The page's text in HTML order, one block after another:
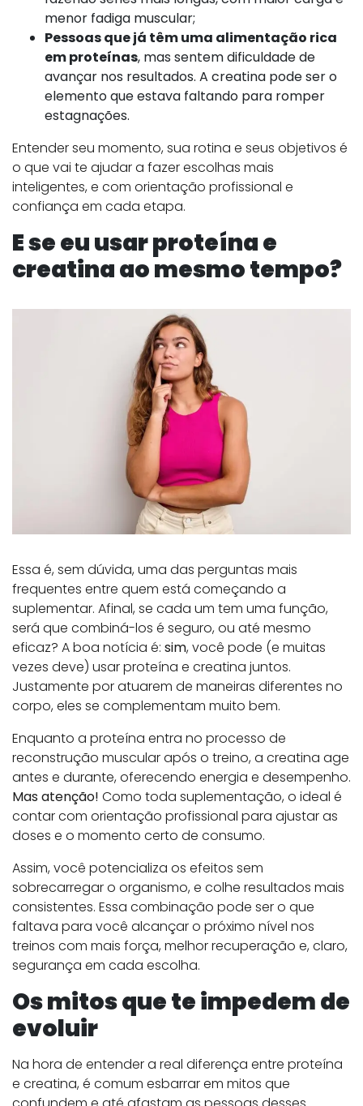
menor fadiga muscular;
Pessoas que já têm uma alimentação rica
em proteínas, mas sentem dificuldade de
avançar nos resultados. A creatina pode ser o
elemento que estava faltando para romper
estagnações.
Entender seu momento, sua rotina e seus objetivos é
o que vai te ajudar a fazer escolhas mais
inteligentes, e com orientação profissional e
confiança em cada etapa.
E se eu usar proteína e
creatina ao mesmo tempo?
Essa é, sem dúvida, uma das perguntas mais
frequentes entre quem está começando a
suplementar. Afinal, se cada um tem uma função,
será que combiná-los é seguro, ou até mesmo
eficaz? A boa notícia é: sim, você pode (e muitas
vezes deve) usar proteína e creatina juntos.
Justamente por atuarem de maneiras diferentes no
corpo, eles se complementam muito bem.
Enquanto a proteína entra no processo de
reconstrução muscular após o treino, a creatina age
antes e durante, oferecendo energia e desempenho.
Mas atenção! Como toda suplementação, o ideal é
contar com orientação profissional para ajustar as
doses e o momento certo de consumo.
Assim, você potencializa os efeitos sem
sobrecarregar o organismo, e colhe resultados mais
consistentes. Essa combinação pode ser o que
faltava para você alcançar o próximo nível nos
treinos com mais força, melhor recuperação e, claro,
segurança em cada escolha.
Os mitos que te impedem de
evoluir
Na hora de entender a real diferença entre proteína
e creatina, é comum esbarrar em mitos que